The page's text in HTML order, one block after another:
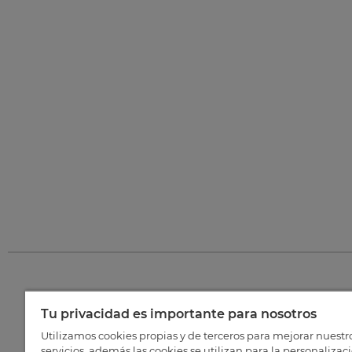
Tu privacidad es importante para nosotros
Utilizamos cookies propias y de terceros para mejorar